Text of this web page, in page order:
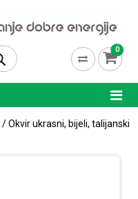
0
/ Okvir ukrasni, bijeli, talijanski